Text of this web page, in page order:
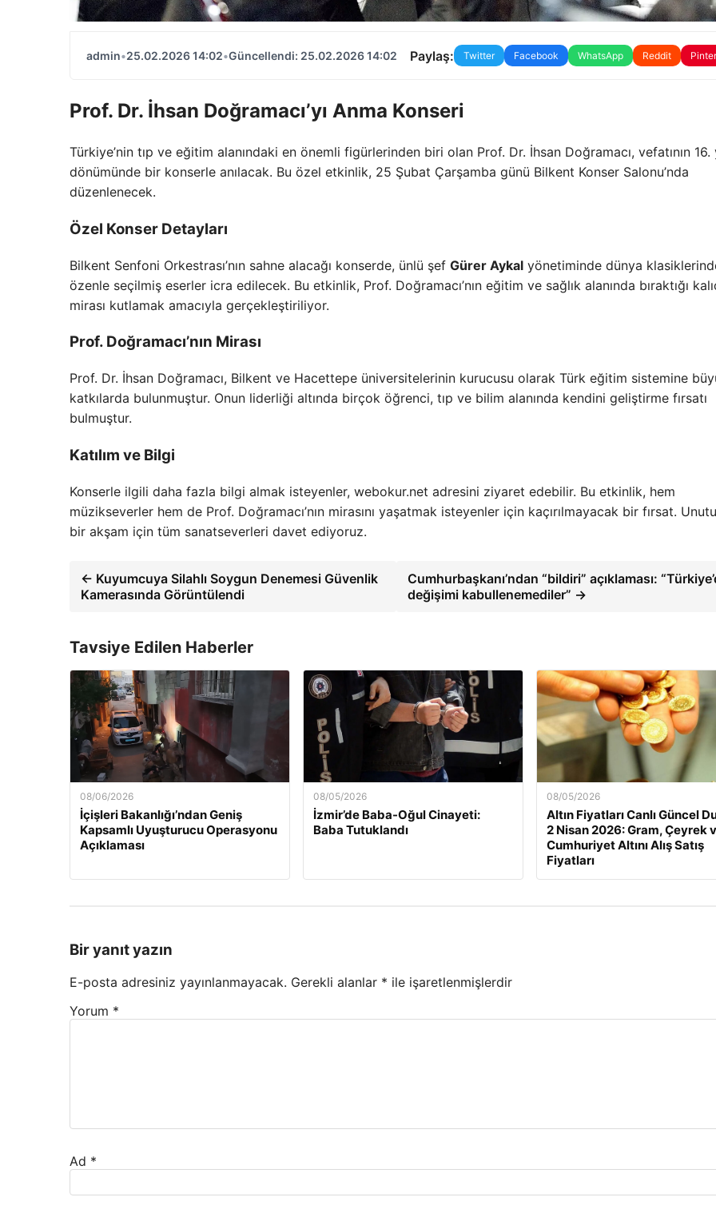
admin•25.02.2026 14:02•Güncellendi: 25.02.2026 14:02 Paylaş: Twitter Facebook WhatsApp Reddit
Prof. Dr. İhsan Doğramacı’yı Anma Konseri
Türkiye’nin tıp ve eğitim alanındaki en önemli figürlerinden biri olan Prof. Dr. İhsan Doğramacı, vefatının 16.
dönümünde bir konserle anılacak. Bu özel etkinlik, 25 Şubat Çarşamba günü Bilkent Konser Salonu’nda
düzenlenecek.
Özel Konser Detayları
Bilkent Senfoni Orkestrası’nın sahne alacağı konserde, ünlü şef Gürer Aykal yönetiminde dünya
özenle seçilmiş eserler icra edilecek. Bu etkinlik, Prof. Doğramacı’nın eğitim ve sağlık alanında bıraktığı
mirası kutlamak amacıyla gerçekleştiriliyor.
Prof. Doğramacı’nın Mirası
Prof. Dr. İhsan Doğramacı, Bilkent ve Hacettepe üniversitelerinin kurucusu olarak Türk eğitim sistemine
katkılarda bulunmuştur. Onun liderliği altında birçok öğrenci, tıp ve bilim alanında kendini geliştirme fırsatı
bulmuştur.
Katılım ve Bilgi
Konserle ilgili daha fazla bilgi almak isteyenler, webokur.net adresini ziyaret edebilir. Bu etkinlik, hem
müzikseverler hem de Prof. Doğramacı’nın mirasını yaşatmak isteyenler için kaçırılmayacak bir fırsat.
bir akşam için tüm sanatseverleri davet ediyoruz.
← Kuyumcuya Silahlı Soygun Denemesi Güvenlik
Kamerasında Görüntülendi
Cumhurbaşkanı’ndan “bildiri” açıklaması:
değişimi kabullenemediler” →
Tavsiye Edilen Haberler
08/06/2026
İçişleri Bakanlığı’ndan Geniş
Kapsamlı Uyuşturucu Operasyonu
Açıklaması
08/05/2026
İzmir’de Baba-Oğul Cinayeti:
Baba Tutuklandı
08/05/2026
Altın Fiyatları Canlı Güncel
2 Nisan 2026: Gram, Çeyrek
Cumhuriyet Altını Alış Satış
Fiyatları
Bir yanıt yazın
E-posta adresiniz yayınlanmayacak. Gerekli alanlar * ile işaretlenmişlerdir
Yorum *
Ad *